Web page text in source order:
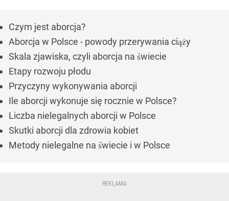
Czym jest aborcja?
Aborcja w Polsce - powody przerywania ciąży
Skala zjawiska, czyli aborcja na świecie
Etapy rozwoju płodu
Przyczyny wykonywania aborcji
Ile aborcji wykonuje się rocznie w Polsce?
Liczba nielegalnych aborcji w Polsce
Skutki aborcji dla zdrowia kobiet
Metody nielegalne na świecie i w Polsce